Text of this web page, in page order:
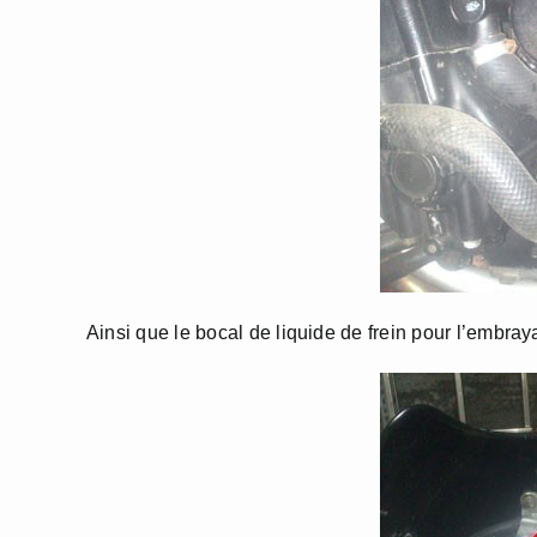
Ainsi que le bocal de liquide de frein pour